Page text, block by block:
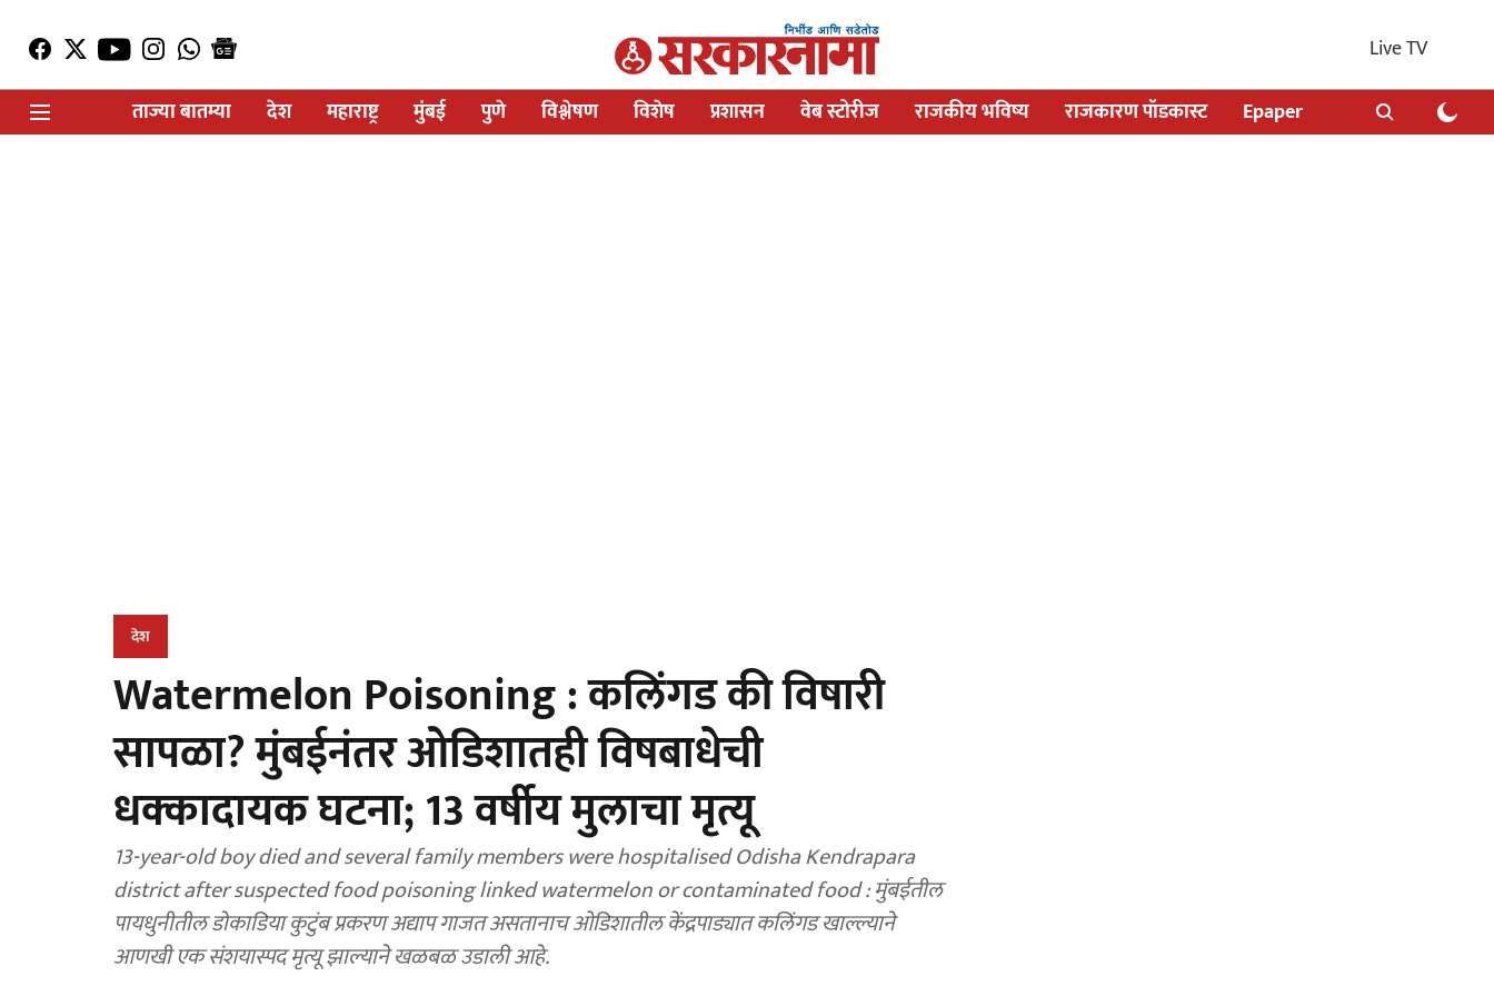
Live TV
ताज्या बातम्या
देश महाराष्ट्र मुंबई पुणे विश्लेषण विशेष प्रशासन वेब स्टोरीज राजकीय भविष्य राजकारण पॉडकास्ट Epaper
देश
Watermelon Poisoning : कलिंगड की विषारी
सापळा? मुंबईनंतर ओडिशातही विषबाधेची
धक्कादायक घटना; 13 वर्षीय मुलाचा मृत्यू
13-year-old boy died and several family members were hospitalised Odisha Kendrapara
district after suspected food poisoning linked watermelon or contaminated food : मुंबईतील
पायधुनीतील डोकाडिया कुटुंब प्रकरण अद्याप गाजत असतानाच ओडिशातील केंद्रपाड्यात कलिंगड खाल्ल्याने
आणखी एक संशयास्पद मृत्यू झाल्याने खळबळ उडाली आहे.